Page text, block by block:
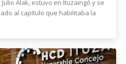
Alak, estuvo en Ituzaingó y se
al capítulo que habilitaba la